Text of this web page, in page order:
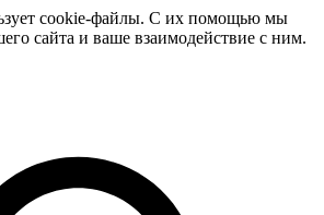
cookie-файлы. С их помощью мы
сайта и ваше взаимодействие с ним.